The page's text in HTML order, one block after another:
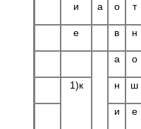
и а о т
е в н
а о
1)к н ш
и е